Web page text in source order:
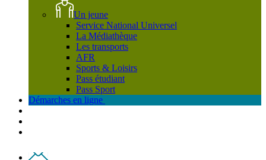
Un jeune
Service National Universel
La Médiathèque
Les transports
AFR
Sports & Loisirs
Pass étudiant
Pass Sport
Démarches en ligne
Contact